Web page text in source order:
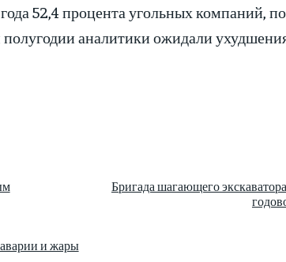
52,4 процента угольных компаний,
аналитики ожидали
Бригада шагающего
и жары